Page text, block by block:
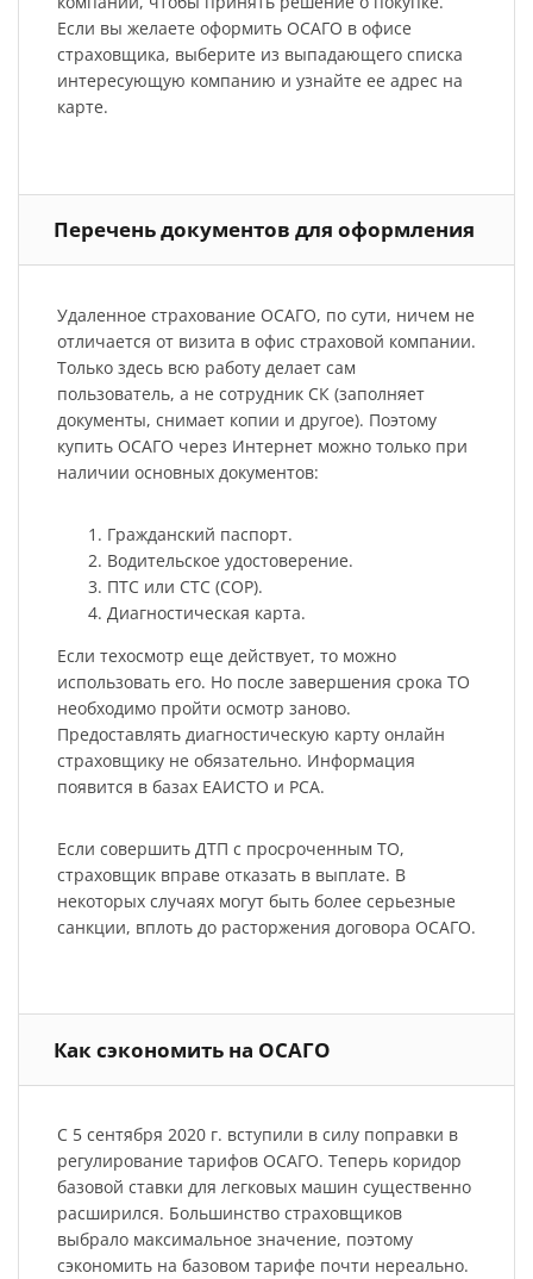
Если вы желаете оформить ОСАГО в офисе
страховщика, выберите из выпадающего списка
интересующую компанию и узнайте ее адрес на
карте.
Перечень документов для оформления
Удаленное страхование ОСАГО, по сути, ничем не
отличается от визита в офис страховой компании.
Только здесь всю работу делает сам
пользователь, а не сотрудник СК (заполняет
документы, снимает копии и другое). Поэтому
купить ОСАГО через Интернет можно только при
наличии основных документов:
Гражданский паспорт.
Водительское удостоверение.
ПТС или СТС (СОР).
Диагностическая карта.
Если техосмотр еще действует, то можно
использовать его. Но после завершения срока ТО
необходимо пройти осмотр заново.
Предоставлять диагностическую карту онлайн
страховщику не обязательно. Информация
появится в базах ЕАИСТО и РСА.
Если совершить ДТП с просроченным ТО,
страховщик вправе отказать в выплате. В
некоторых случаях могут быть более серьезные
санкции, вплоть до расторжения договора ОСАГО.
Как сэкономить на ОСАГО
С 5 сентября 2020 г. вступили в силу поправки в
регулирование тарифов ОСАГО. Теперь коридор
базовой ставки для легковых машин существенно
расширился. Большинство страховщиков
выбрало максимальное значение, поэтому
сэкономить на базовом тарифе почти нереально.